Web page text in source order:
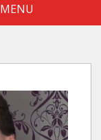
MENU